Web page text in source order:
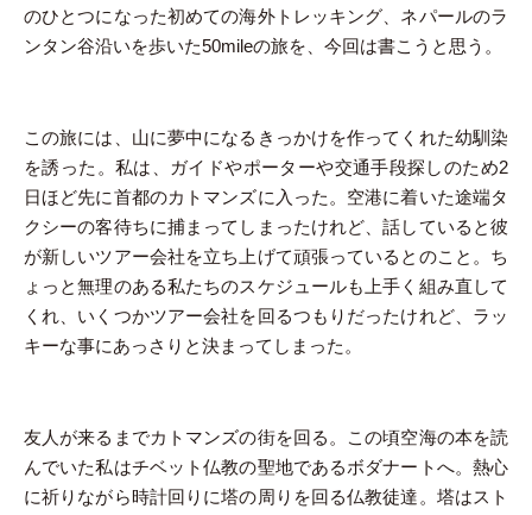
のひとつになった初めての海外トレッキング、ネパールのラ
ンタン谷沿いを歩いた50mileの旅を、今回は書こうと思う。
この旅には、山に夢中になるきっかけを作ってくれた幼馴染
を誘った。私は、ガイドやポーターや交通手段探しのため2
日ほど先に首都のカトマンズに入った。空港に着いた途端タ
クシーの客待ちに捕まってしまったけれど、話していると彼
が新しいツアー会社を立ち上げて頑張っているとのこと。ち
ょっと無理のある私たちのスケジュールも上手く組み直して
くれ、いくつかツアー会社を回るつもりだったけれど、ラッ
キーな事にあっさりと決まってしまった。
友人が来るまでカトマンズの街を回る。この頃空海の本を読
んでいた私はチベット仏教の聖地であるボダナートへ。熱心
に祈りながら時計回りに塔の周りを回る仏教徒達。塔はスト